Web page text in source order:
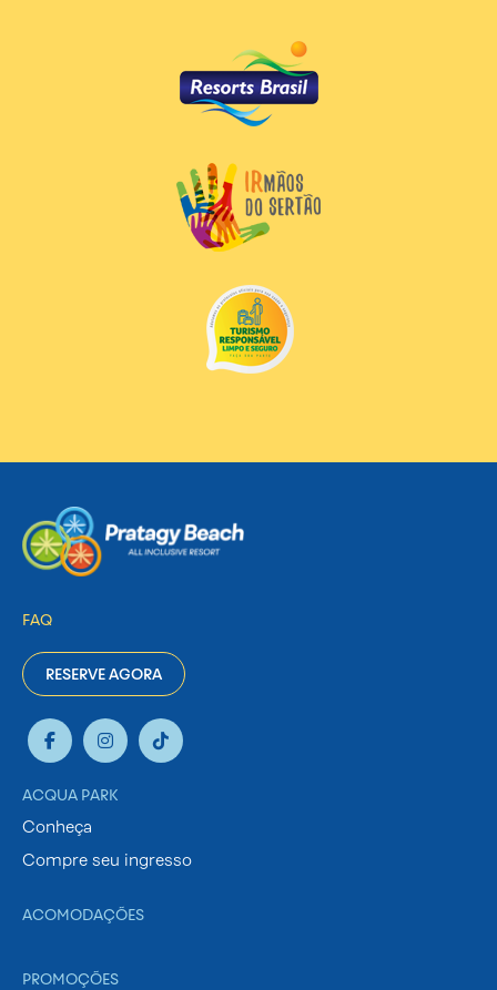
FAQ
RESERVE AGORA
ACQUA PARK
Conheça
Compre seu ingresso
ACOMODAÇÕES
PROMOÇÕES